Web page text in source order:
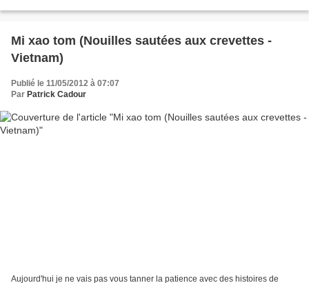
Mi xao tom (Nouilles sautées aux crevettes -
Vietnam)
Publié le 11/05/2012 à 07:07
Par Patrick Cadour
Aujourd'hui je ne vais pas vous tanner la patience avec des histoires de